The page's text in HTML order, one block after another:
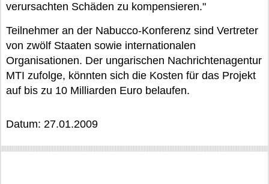
verursachten Schäden zu kompensieren."
Teilnehmer an der Nabucco-Konferenz sind Vertreter
von zwölf Staaten sowie internationalen
Organisationen. Der ungarischen Nachrichtenagentur
MTI zufolge, könnten sich die Kosten für das Projekt
auf bis zu 10 Milliarden Euro belaufen.
Datum: 27.01.2009